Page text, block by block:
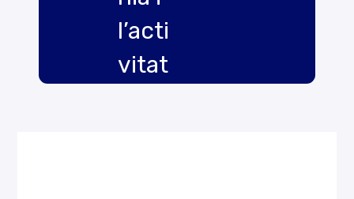
l’acti
vitat